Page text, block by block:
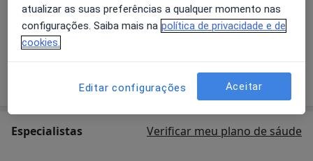
Primeira consulta Medicina dentária
Como mostramos os preços?
Especialistas Verificar meu plano de sáude
atualizar as suas preferências a qualquer momento nas
configurações. Saiba mais na política de privacidade e de
cookies.
Editar configurações Aceitar